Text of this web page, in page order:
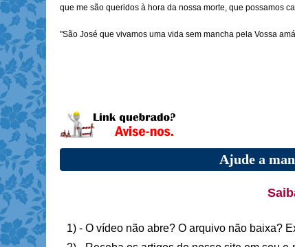
que me são queridos à hora da nossa morte, que possamos
"São José que vivamos uma vida sem mancha pela Vossa
Ajude a
1) - O vídeo não abre? O arquivo não baixa?